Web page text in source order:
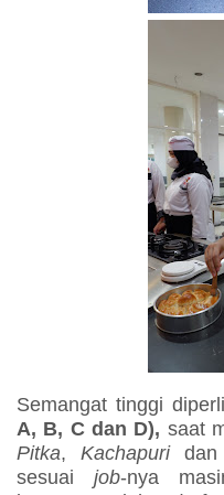
Semangat tinggi
A, B, C dan D), saat
Pitka, Kachapuri
sesuai job-nya